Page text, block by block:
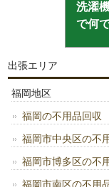
洗濯
で何
出張エリア
福岡地区
福岡の不用品回収
福岡市中央区の不
福岡市博多区の不
福岡市南区の不用